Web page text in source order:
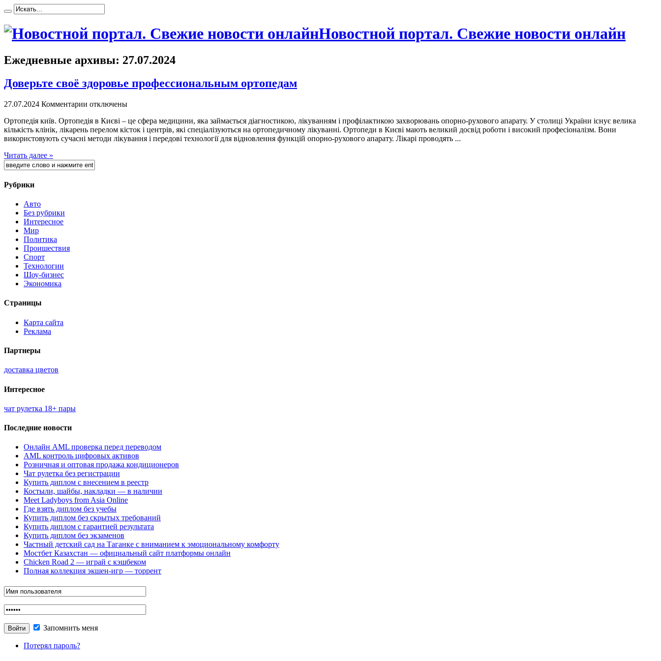
Новостной портал. Свежие новости онлайн
Ежедневные архивы: 27.07.2024
Доверьте своё здоровье профессиональным ортопедам
27.07.2024 Комментарии отключены
Oртoпeдія київ. Oртoпeдія в Києві – це сфера медицини, яка займається діагностикою, лікуванням і профілактикою захворювань опорно-рухового апарату. У столиці України існує велика
кількість клінік, лікарень перелом кісток і центрів, які спеціалізуються на ортопедичному лікуванні. Ортопеди в Києві мають великий досвід роботи і високий професіоналізм. Вони
використовують сучасні методи лікування і передові технології для відновлення функцій опорно-рухового апарату. Лікарі проводять ...
Читать далее »
Рубрики
Авто
Без рубрики
Интересное
Мир
Политика
Проишествия
Спорт
Технологии
Шоу-бизнес
Экономика
Страницы
Карта сайта
Реклама
Партнеры
доставка цветов
Интересное
чат рулетка 18+ пары
Последние новости
Онлайн AML проверка перед переводом
AML контроль цифровых активов
Розничная и оптовая продажа кондиционеров
Чат рулетка без регистрации
Купить диплом с внесением в реестр
Костыли, шайбы, накладки — в наличии
Meet Ladyboys from Asia Online
Где взять диплом без учебы
Купить диплом без скрытых требований
Купить диплом с гарантией результата
Купить диплом без экзаменов
Частный детский сад на Таганке с вниманием к эмоциональному комфорту
Мостбет Казахстан — официальный сайт платформы онлайн
Chicken Road 2 — играй с кэшбеком
Полная коллекция экшен-игр — торрент
Запомнить меня
Потерял пароль?